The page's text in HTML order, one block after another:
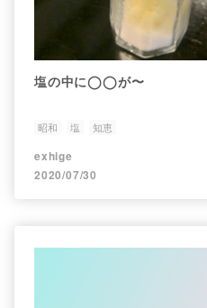
塩の中に◯◯が〜
昭和 塩 知恵
exhige
2020/07/30